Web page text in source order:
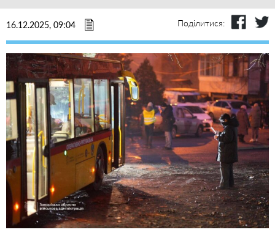
16.12.2025, 09:04 Поділитися: